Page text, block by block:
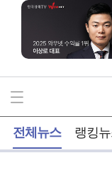
전체뉴스 랭킹